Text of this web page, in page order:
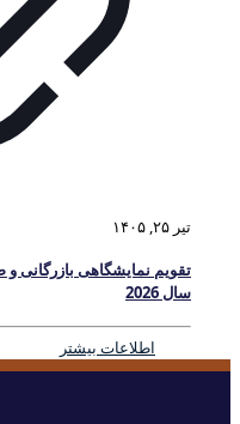
تیر ۲۵, ۱۴۰۵
تقویم نمایشگاهی بازرگانی
سال 2026
اطلاعات بیشتر